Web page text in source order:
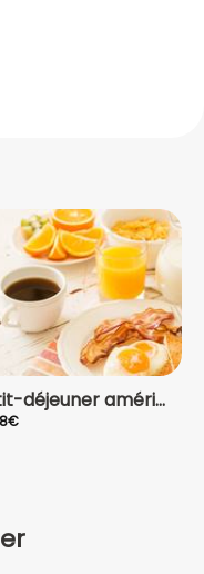
déjeuner améri...